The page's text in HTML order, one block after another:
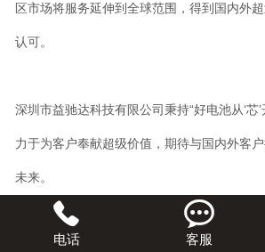
区市场将服务延伸到全球范围，得到国内外
认可。
深圳市益驰达科技有限公司秉持“好电池从‘芯
力于为客户奉献超级价值，期待与国内外客
未来。

电话

客服